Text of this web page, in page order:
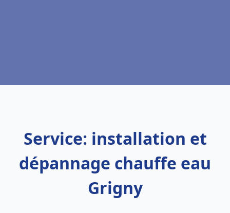
Service: installation et
dépannage chauffe eau
Grigny